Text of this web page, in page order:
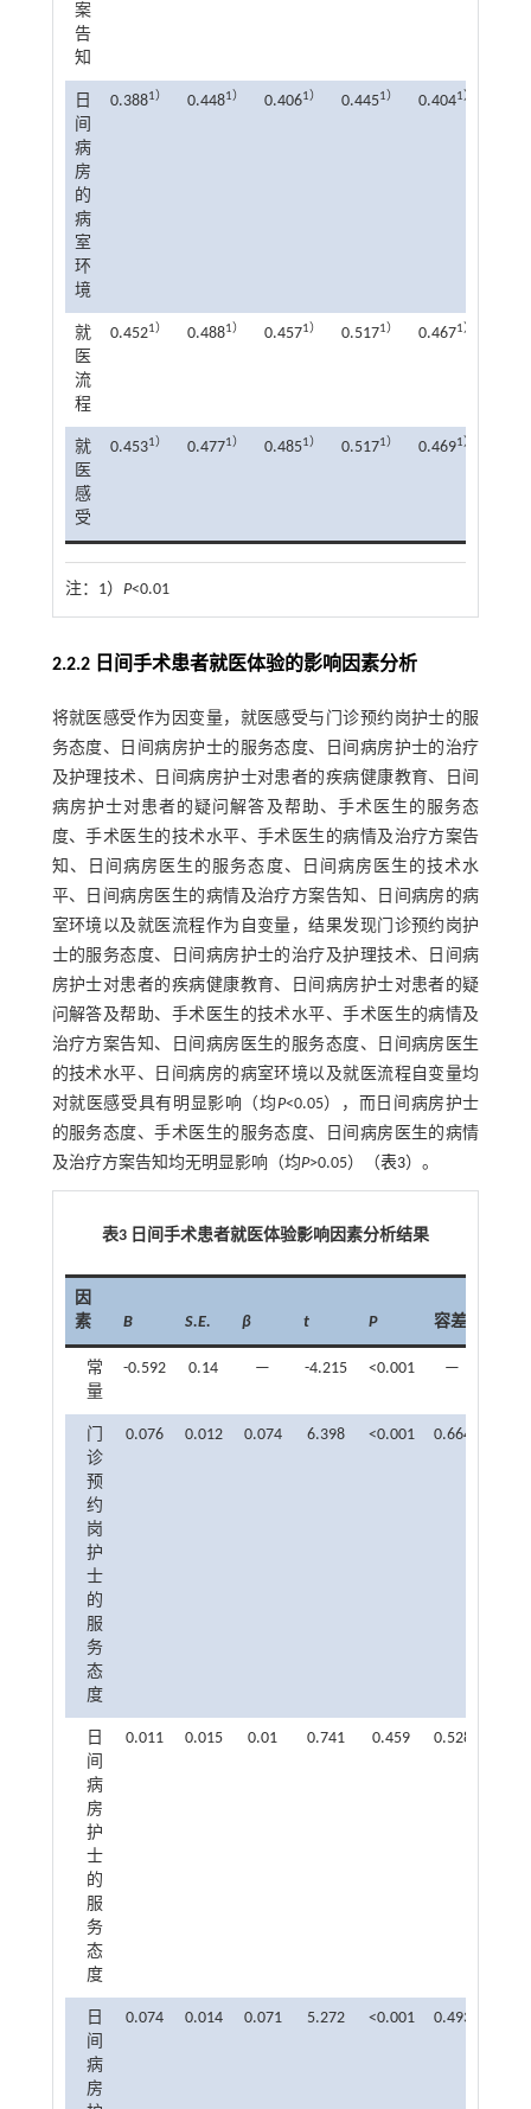
案
告
知
日
间
病
房
的
病
室
环
境
0.3881） 0.4481） 0.4061） 0.4451） 0.4041）
就
医
流
程
0.4521） 0.4881） 0.4571） 0.5171） 0.4671）
就
医
感
受
0.4531） 0.4771） 0.4851） 0.5171） 0.4691）
注： 1） P<0.01
2.2.2 日间手术患者就医体验的影响因素分析
将就医感受作为因变量，就医感受与门诊预约岗护士的服
务态度、日间病房护士的服务态度、日间病房护士的治疗
及护理技术、日间病房护士对患者的疾病健康教育、日间
病房护士对患者的疑问解答及帮助、手术医生的服务态
度、手术医生的技术水平、手术医生的病情及治疗方案告
知、日间病房医生的服务态度、日间病房医生的技术水
平、日间病房医生的病情及治疗方案告知、日间病房的病
室环境以及就医流程作为自变量，结果发现门诊预约岗护
士的服务态度、日间病房护士的治疗及护理技术、日间病
房护士对患者的疾病健康教育、日间病房护士对患者的疑
问解答及帮助、手术医生的技术水平、手术医生的病情及
治疗方案告知、日间病房医生的服务态度、日间病房医生
的技术水平、日间病房的病室环境以及就医流程自变量均
对就医感受具有明显影响（均P<0.05），而日间病房护士
的服务态度、手术医生的服务态度、日间病房医生的病情
及治疗方案告知均无明显影响（均P>0.05）（表3）。
表3 日间手术患者就医体验影响因素分析结果
因
素
B S.E. β t P 容差
常
量
-0.592 0.14 — -4.215 <0.001 —
门
诊
预
约
岗
护
士
的
服
务
态
度
0.076 0.012 0.074 6.398 <0.001 0.664
日
间
病
房
护
士
的
服
务
态
度
0.011 0.015 0.01 0.741 0.459 0.528
日
间
病
房
0.074 0.014 0.071 5.272 <0.001 0.493